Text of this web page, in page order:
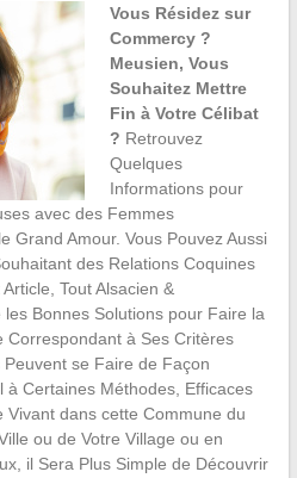
Vous Résidez sur
Commercy ?
Meusien, Vous
Souhaitez Mettre
Fin à Votre Célibat
? Retrouvez
Quelques
Informations pour
avec des Femmes
Grand Amour. Vous Pouvez Aussi
des Relations Coquines
Tout Alsacien &
Bonnes Solutions pour Faire la
Correspondant à Ses Critères
se Faire de Façon
à Certaines Méthodes, Efficaces
dans cette Commune du
ou de Votre Village ou en
il Sera Plus Simple de Découvrir